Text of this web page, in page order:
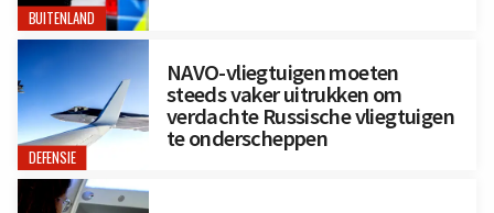
BUITENLAND
DEFENSIE
NAVO-vliegtuigen moeten
steeds vaker uitrukken om
verdachte Russische vliegtuigen
te onderscheppen